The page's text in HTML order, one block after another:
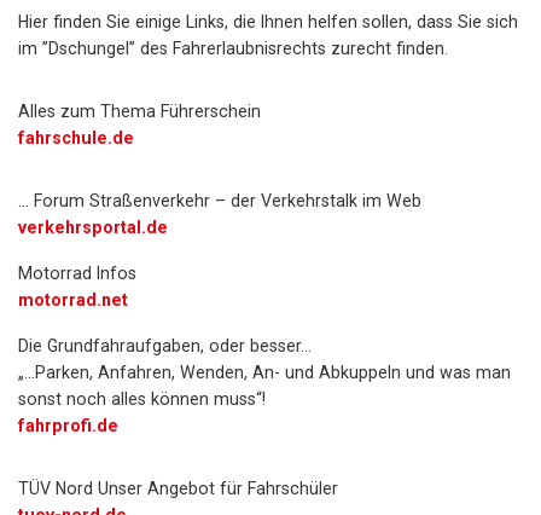
Hier finden Sie einige Links, die Ihnen helfen sollen, dass Sie sich
im ”Dschungel” des Fahrerlaubnisrechts zurecht finden.
Alles zum Thema Führerschein
fahrschule.de
… Forum Straßenverkehr – der Verkehrstalk im Web
verkehrsportal.de
Motorrad Infos
motorrad.net
Die Grundfahraufgaben, oder besser…
„…Parken, Anfahren, Wenden, An- und Abkuppeln und was man
sonst noch alles können muss“!
fahrprofi.de
TÜV Nord Unser Angebot für Fahrschüler